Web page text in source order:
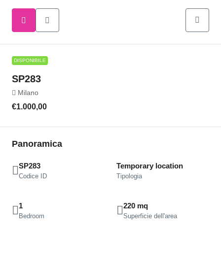
DISPONIBILE
SP283
Milano
€1.000,00
Panoramica
SP283
Codice ID
Temporary location
Tipologia
1
Bedroom
220 mq
Superficie dell'area